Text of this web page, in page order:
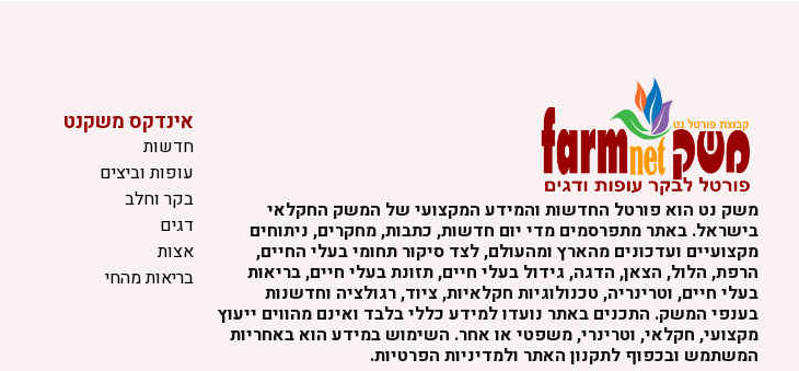
משק נט הוא פורטל החדשות והמידע המקצועי של המשק החקלאי
בישראל. באתר מתפרסמים מדי יום חדשות, כתבות, מחקרים, ניתוחים
מקצועיים ועדכונים מהארץ ומהעולם, לצד סיקור תחומי בעלי החיים,
הרפת, הלול, הצאן, הדגה, גידול בעלי חיים, תזונת בעלי חיים, בריאות
בעלי חיים, וטרינריה, טכנולוגיות חקלאיות, ציוד, רגולציה וחדשנות
בענפי המשק. התכנים באתר נועדו למידע כללי בלבד ואינם מהווים ייעוץ
מקצועי, חקלאי, וטרינרי, משפטי או אחר. השימוש במידע הוא באחריות
המשתמש ובכפוף לתקנון האתר ולמדיניות הפרטיות.
אינדקס משקנט
חדשות
עופות וביצים
בקר וחלב
דגים
אצות
בריאות מהחי